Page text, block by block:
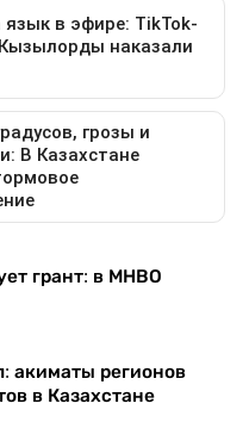
грант: в МНВО
акиматы регионов
в Казахстане